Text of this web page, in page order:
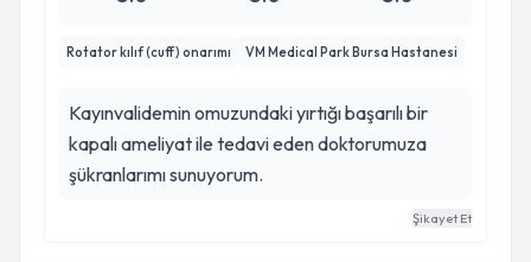
operasyonu, üstün tekniği ve hastaya verdiği
Rotator kılıf (cuff) onarımı VM Medical Park Bursa Hastanesi
Kayınvalidemin omuzundaki yırtığı başarılı bir
kapalı ameliyat ile tedavi eden doktorumuza
şükranlarımı sunuyorum.
Şikayet Et